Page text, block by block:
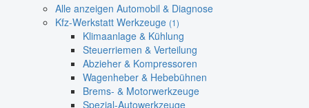
Alle anzeigen Automobil & Diagnose
Kfz-Werkstatt Werkzeuge (1)
Klimaanlage & Kühlung
Steuerriemen & Verteilung
Abzieher & Kompressoren
Wagenheber & Hebebühnen
Brems- & Motorwerkzeuge
Spezial-Autowerkzeuge